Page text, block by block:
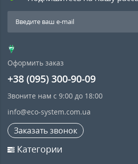
Оформить заказ
+38 (095) 300-90-09
Звоните нам с 9:00 до 18:00
info@eco-system.com.ua
Заказать звонок
Категории